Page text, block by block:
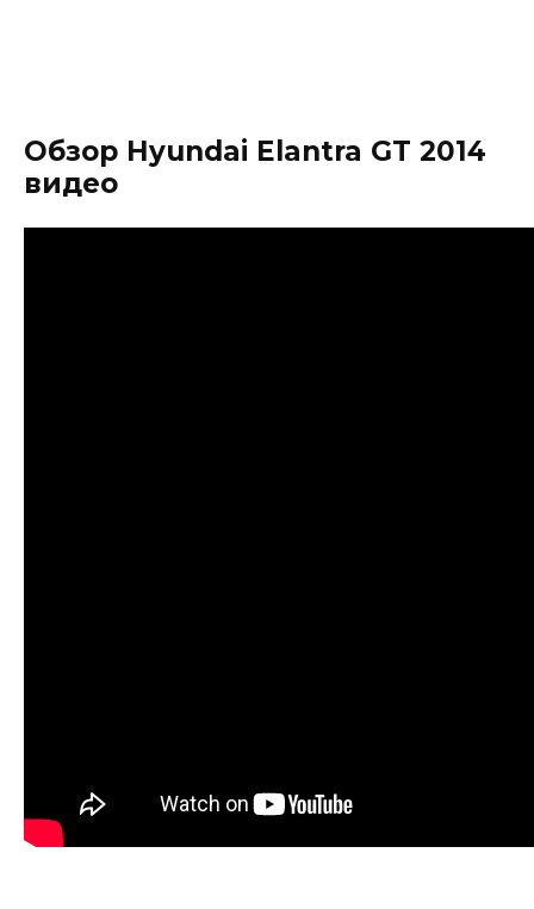
Обзор Hyundai Elantra GT 2014
видео